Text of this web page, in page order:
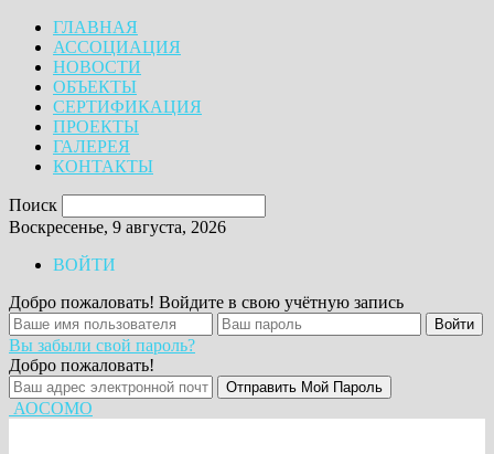
ГЛАВНАЯ
АССОЦИАЦИЯ
НОВОСТИ
ОБЪЕКТЫ
СЕРТИФИКАЦИЯ
ПРОЕКТЫ
ГАЛЕРЕЯ
КОНТАКТЫ
Поиск
Воскресенье, 9 августа, 2026
ВОЙТИ
Добро пожаловать! Войдите в свою учётную запись
Вы забыли свой пароль?
Добро пожаловать!
АОСОМО